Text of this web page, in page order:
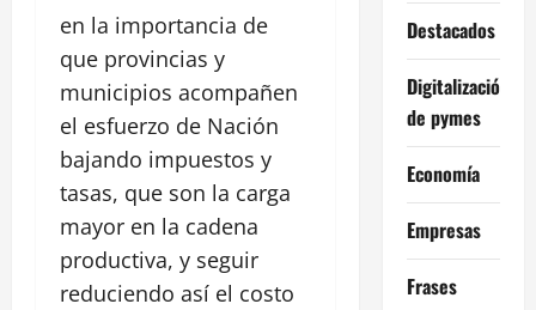
en la importancia de
que provincias y
municipios acompañen
el esfuerzo de Nación
bajando impuestos y
tasas, que son la carga
mayor en la cadena
productiva, y seguir
reduciendo así el costo
Destacados
Digitalización
de pymes
Economía
Empresas
Frases